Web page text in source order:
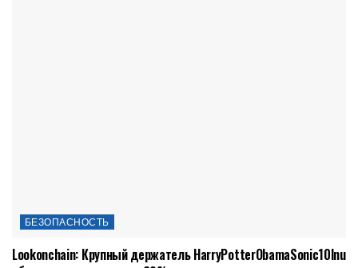
БЕЗОПАСНОСТЬ
Lookonchain: Крупный держатель HarryPotterObamaSonic10Inu